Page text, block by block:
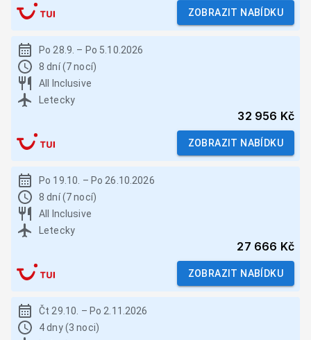
ZOBRAZIT NABÍDKU
Po 28.9. – Po 5.10.2026
8 dní (7 nocí)
All Inclusive
Letecky
32 956 Kč
ZOBRAZIT NABÍDKU
Po 19.10. – Po 26.10.2026
8 dní (7 nocí)
All Inclusive
Letecky
27 666 Kč
ZOBRAZIT NABÍDKU
Čt 29.10. – Po 2.11.2026
4 dny (3 noci)